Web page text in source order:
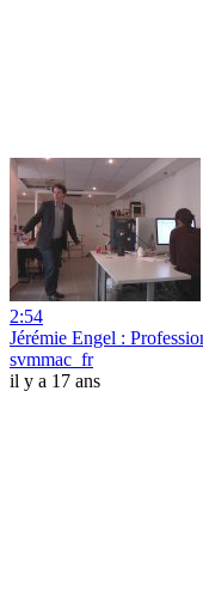
2:54
Jérémie Engel :
svmmac_fr
il y a 17 ans